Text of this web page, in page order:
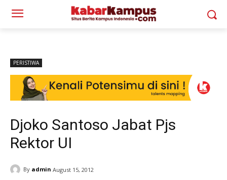
PERISTIWA
Djoko Santoso Jabat Pjs
Rektor UI
By admin August 15, 2012